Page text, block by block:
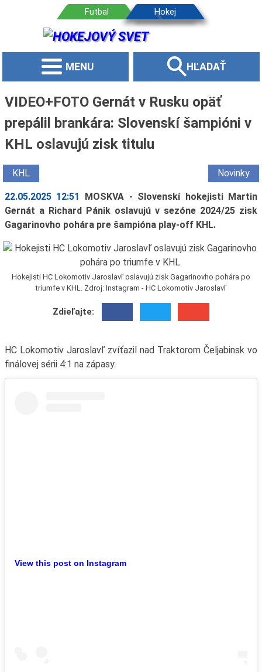
MENU HĽADAŤ
VIDEO+FOTO Gernát v Rusku opäť
prepálil brankára: Slovenskí šampióni v
KHL oslavujú zisk titulu
KHL Novinky
22.05.2025 12:51
MOSKVA - Slovenskí hokejisti Martin
Gernát a Richard Pánik oslavujú v sezóne 2024/25 zisk
Gagarinovho pohára pre šampióna play-off KHL.
Hokejisti HC Lokomotiv Jaroslavľ oslavujú zisk Gagarinovho pohára po
triumfe v KHL. Zdroj: Instagram - HC Lokomotiv Jaroslavľ
Zdieľajte:
HC Lokomotiv Jaroslavľ zvíťazil nad Traktorom Čeljabinsk vo
finálovej sérii 4:1 na zápasy.
View this post on Instagram